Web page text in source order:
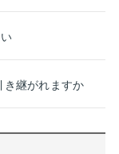
き継がれますか